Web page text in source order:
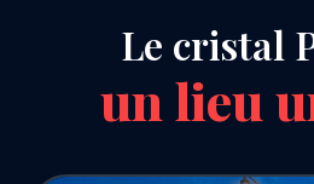
Le cristal
un lieu